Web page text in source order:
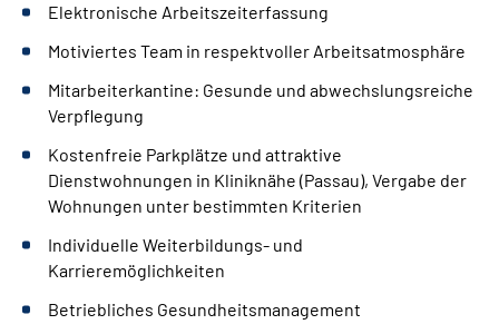
Elektronische Arbeitszeiterfassung
Motiviertes Team in respektvoller Arbeitsatmosphäre
Mitarbeiterkantine: Gesunde und abwechslungsreiche
Verpflegung
Kostenfreie Parkplätze und attraktive
Dienstwohnungen in Kliniknähe (Passau), Vergabe der
Wohnungen unter bestimmten Kriterien
Individuelle Weiterbildungs- und
Karrieremöglichkeiten
Betriebliches Gesundheitsmanagement